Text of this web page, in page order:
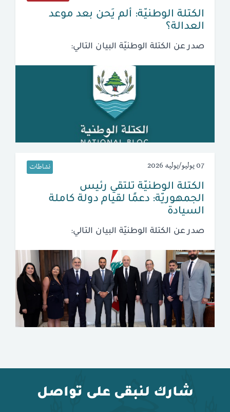
الكتلة الوطنيّة: ألم يَحن بعد موعد
العدالة؟
صدر عن الكتلة الوطنيّة البيان التالي:
07 يوليو/يوليه 2026 نشاطات
الكتلة الوطنيّة تلتقي رئيس
الجمهوريّة: دعمًا لقيام دولة كاملة
السيادة
صدر عن الكتلة الوطنيّة البيان التالي:
شارك لنبقى على تواصل